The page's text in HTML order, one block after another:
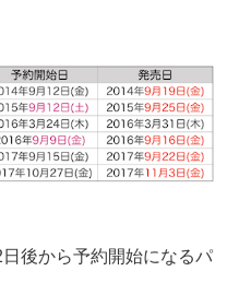
後から予約開始になるパ